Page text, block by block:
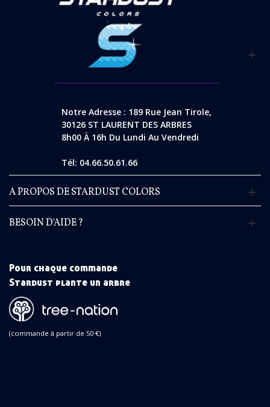
Notre Adresse : 189 Rue Jean Tirole,
30126 ST LAURENT DES ARBRES
8h00 À 16h Du Lundi Au Vendredi
Tél: 04.66.50.61.66
A PROPOS DE STARDUST COLORS
BESOIN D'AIDE ?
Pour chaque commande
Stardust plante un arbre
(commande à partir de 50 €)